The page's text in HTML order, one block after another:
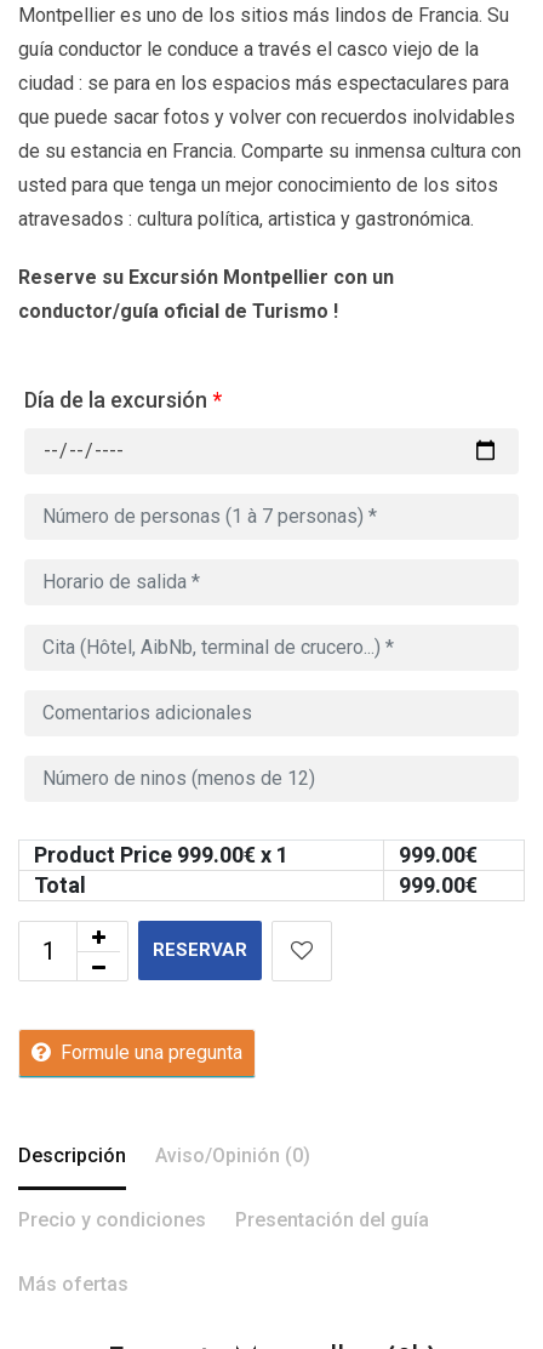
Montpellier es uno de los sitios más lindos de Francia. Su
guía conductor le conduce a través el casco viejo de la
ciudad : se para en los espacios más espectaculares para
que puede sacar fotos y volver con recuerdos inolvidables
de su estancia en Francia. Comparte su inmensa cultura con
usted para que tenga un mejor conocimiento de los sitos
atravesados : cultura política, artistica y gastronómica.
Reserve su Excursión Montpellier con un
conductor/guía oficial de Turismo !
Día de la excursión *
Product Price 999.00€ x 1 999.00€
Total
999.00€
RESERVAR
Formule una pregunta
Descripción Aviso/Opinión (0)
Precio y condiciones Presentación del guía
Más ofertas